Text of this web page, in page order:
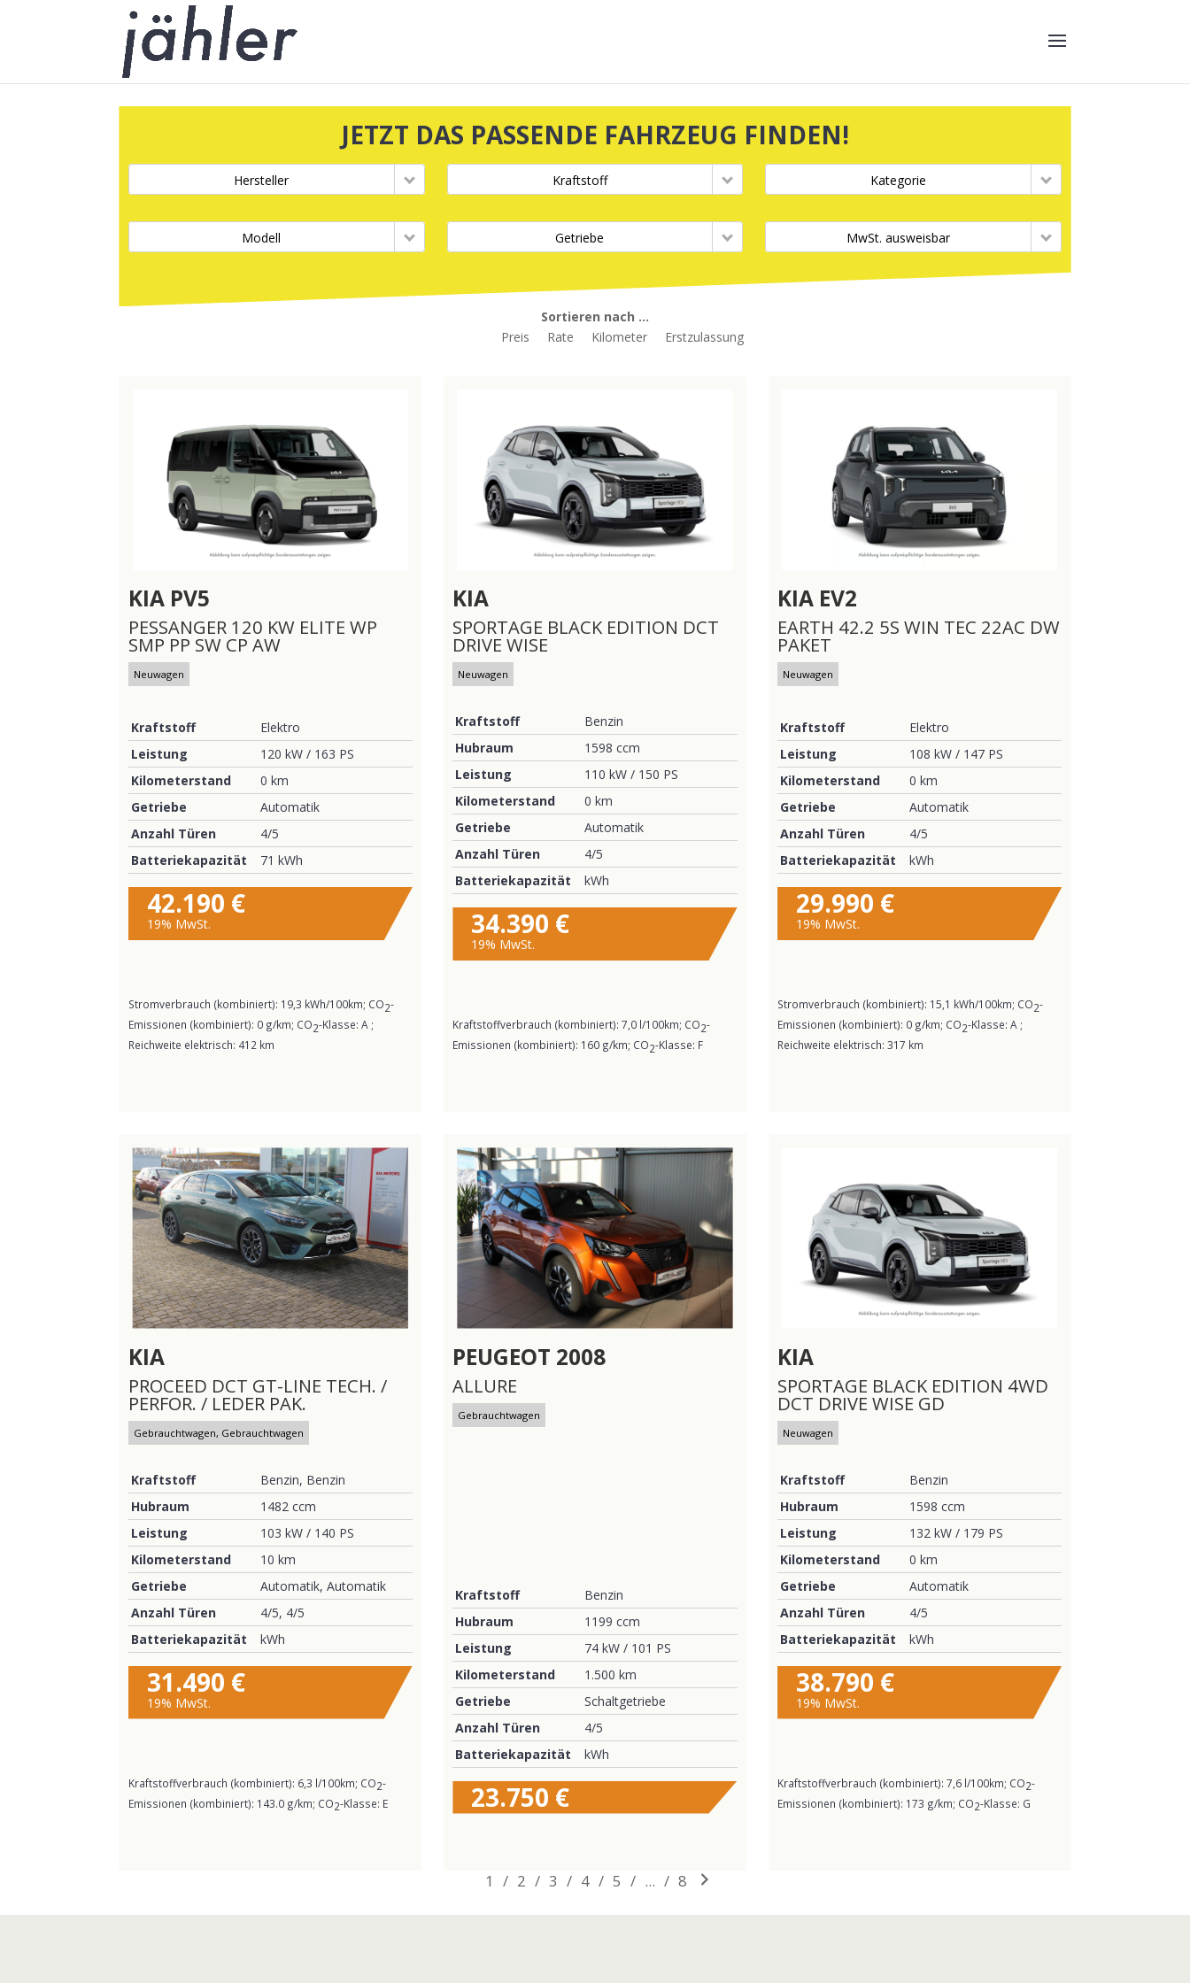
JETZT DAS PASSENDE FAHRZEUG FINDEN!
Hersteller
Modell
Kraftstoff
Getriebe
Kategorie
MwSt. ausweisbar
Sortieren nach ...
Preis
Rate Kilometer Erstzulassung
KIA PV5
PESSANGER 120 KW ELITE WP
SMP PP SW CP AW
Neuwagen
Kraftstoff
Elektro
Leistung
120 kW / 163 PS
Kilometerstand
0 km
Getriebe
Automatik
Anzahl Türen
4/5
Batteriekapazität
71 kWh
42.190 €
19% MwSt.
Stromverbrauch (kombiniert): 19,3 kWh/100km; CO2-
Emissionen (kombiniert): 0 g/km; CO2-Klasse: A ;
Reichweite elektrisch: 412 km
KIA
SPORTAGE BLACK EDITION DCT
DRIVE WISE
Neuwagen
Kraftstoff
Benzin
Hubraum
1598 ccm
Leistung
110 kW / 150 PS
Kilometerstand
0 km
Getriebe
Automatik
Anzahl Türen
4/5
Batteriekapazität
kWh
34.390 €
19% MwSt.
Kraftstoffverbrauch (kombiniert):7,0 l/100km; CO2-
Emissionen (kombiniert): 160 g/km; CO2-Klasse: F
KIA EV2
EARTH 42.2 5S WIN TEC 22AC DW
PAKET
Neuwagen
Kraftstoff
Elektro
Leistung
108 kW / 147 PS
Kilometerstand
0 km
Getriebe
Automatik
Anzahl Türen
4/5
Batteriekapazität
kWh
29.990 €
19% MwSt.
Stromverbrauch (kombiniert): 15,1 kWh/100km; CO2-
Emissionen (kombiniert): 0 g/km; CO2-Klasse:A ;
Reichweite elektrisch:317 km
KIA
PROCEED DCT GT-LINE TECH. /
PERFOR. / LEDER PAK.
Gebrauchtwagen, Gebrauchtwagen
Kraftstoff
Benzin, Benzin
Hubraum
1482 ccm
Leistung
103 kW / 140 PS
Kilometerstand
10 km
Getriebe
Automatik, Automatik
Anzahl Türen
4/5, 4/5
Batteriekapazität
kWh
31.490 €
19% MwSt.
Kraftstoffverbrauch (kombiniert): 6,3 l/100km; CO2-
Emissionen (kombiniert): 143.0 g/km; CO2-Klasse: E
PEUGEOT 2008
ALLURE
Gebrauchtwagen
Kraftstoff
Benzin
Hubraum
1199 ccm
Leistung
74 kW / 101 PS
Kilometerstand
1.500 km
Getriebe
Schaltgetriebe
Anzahl Türen
4/5
Batteriekapazität
kWh
23.750 €
KIA
SPORTAGE BLACK EDITION 4WD
DCT DRIVE WISE GD
Neuwagen
Kraftstoff
Benzin
Hubraum
1598 ccm
Leistung
132 kW / 179 PS
Kilometerstand
0 km
Getriebe
Automatik
Anzahl Türen
4/5
Batteriekapazität
kWh
38.790 €
19% MwSt.
Kraftstoffverbrauch (kombiniert):7,6 l/100km; CO2-
Emissionen (kombiniert): 173 g/km; CO2-Klasse: G
1 / 2 / 3 / 4 / 5 / ... / 8